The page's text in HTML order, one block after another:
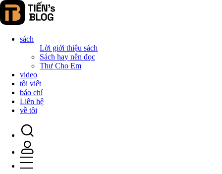
sách
Lời giới thiệu sách
Sách hay nên đọc
Thư Cho Em
video
tôi viết
báo chí
Liên hệ
về tôi